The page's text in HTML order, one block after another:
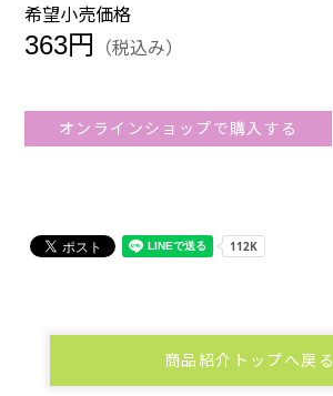
希望小売価格
363円 （税込み）
オンラインショップで購入する
商品紹介トップへ戻る